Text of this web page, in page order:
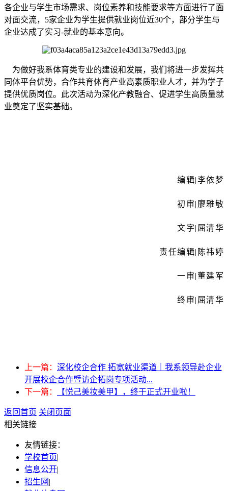
各企业与学生市场需求、岗位素养和技能要求等方面进行了面
对面交流，5家企业为学生提供就业岗位近30个，部分学生与
企业达成了实习-就业的基本意向。
为做好我系体育类专业的建设和发展，我们将进一步发挥共
同体平台优势，合作共育体育产业高素质职业人才，并为学子
提供优质岗位。此次活动为深化产教融合、促进学生高质量就
业奠定了坚实基础。
编辑|李依梦
初审|廖雅敏
文字|屈清华
责任编辑|陈祎婷
一审|董建军
终审|屈清华
上一篇： 深化校企合作 拓宽就业渠道｜我系领导赴企业
开展校企合作暨访企拓岗专项活动...
下一篇：
【悦己美妆美甲】，终于正式开业啦！
返回首页 关闭页面
相关链接
友情链接：
学校首页|
信息公开|
招生网 |